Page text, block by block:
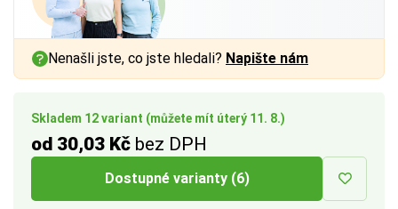
Skladem 12 variant (můžete mít úterý 11. 8.)
od 30,03 Kč bez DPH
Dostupné varianty (6)
Nenašli jste, co jste hledali? Napište nám